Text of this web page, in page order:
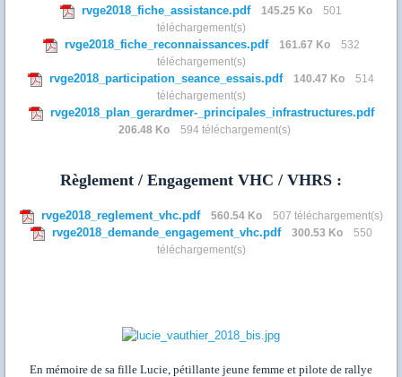
rvge2018_fiche_assistance.pdf 145.25 Ko
501
téléchargement(s)
rvge2018_fiche_reconnaissances.pdf 161.67 Ko
532
téléchargement(s)
rvge2018_participation_seance_essais.pdf 140.47 Ko
514
téléchargement(s)
rvge2018_plan_gerardmer-_principales_infrastructures.pdf
206.48 Ko 594 téléchargement(s)
Règlement / Engagement VHC / VHRS :
rvge2018_reglement_vhc.pdf 560.54 Ko 507 téléchargement(s)
rvge2018_demande_engagement_vhc.pdf 300.53 Ko
550
téléchargement(s)
En mémoire de sa fille Lucie, pétillante jeune femme et pilote de rallye